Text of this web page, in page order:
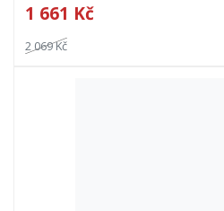
1 661 Kč
2 069 Kč